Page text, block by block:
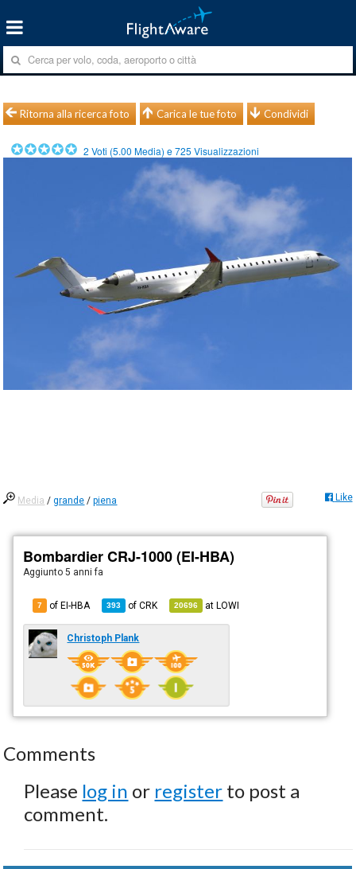
Ritorna alla ricerca foto Carica le tue foto Condividi
2 Voti (5.00 Media) e725 Visualizzazioni
Media /grande /piena Like
Bombardier CRJ-1000 (EI-HBA)
Aggiunto5 anni fa
7 of EI-HBA 393 ofCRK 20696 atLOWI
Christoph Plank
Comments
Please log in or register to post a
comment.